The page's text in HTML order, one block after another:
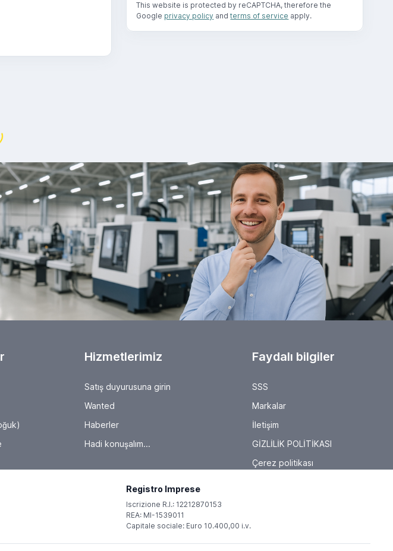
This website is protected by reCAPTCHA, therefore the
Google privacy policy andterms of service apply.
Hizmetlerimiz
Satış duyurusuna girin
Wanted
Haberler
Hadi konuşalım...
Faydalı bilgiler
SSS
Markalar
İletişim
GİZLİLİK POLİTİKASI
Çerez politikası
Registro Imprese
Iscrizione R.I.: 12212870153
REA: MI-1539011
Capitale sociale: Euro 10.400,00 i.v.